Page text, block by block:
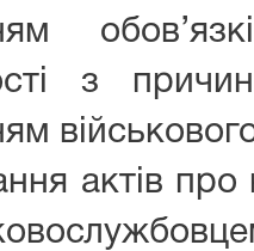
з
актів